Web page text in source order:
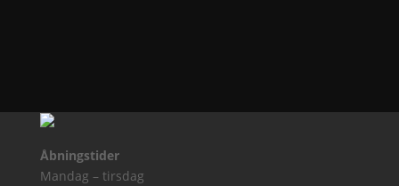
Åbningstider
Mandag – tirsdag